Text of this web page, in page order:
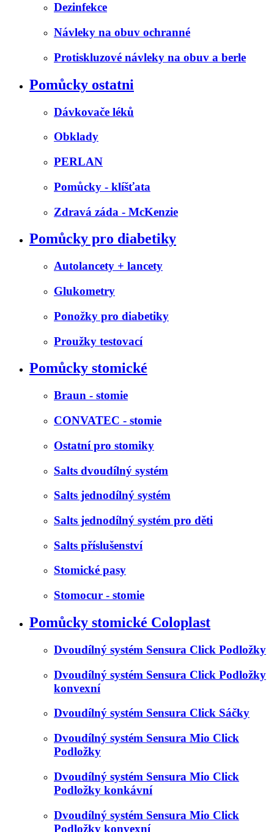
Dezinfekce
Návleky na obuv ochranné
Protiskluzové návleky na obuv a berle
Pomůcky ostatni
Dávkovače léků
Obklady
PERLAN
Pomůcky - klíšťata
Zdravá záda - McKenzie
Pomůcky pro diabetiky
Autolancety + lancety
Glukometry
Ponožky pro diabetiky
Proužky testovací
Pomůcky stomické
Braun - stomie
CONVATEC - stomie
Ostatní pro stomiky
Salts dvoudílný systém
Salts jednodílný systém
Salts jednodílný systém pro děti
Salts příslušenství
Stomické pasy
Stomocur - stomie
Pomůcky stomické Coloplast
Dvoudílný systém Sensura Click Podložky
Dvoudílný systém Sensura Click Podložky
konvexní
Dvoudílný systém Sensura Click Sáčky
Dvoudílný systém Sensura Mio Click
Podložky
Dvoudílný systém Sensura Mio Click
Podložky konkávní
Dvoudílný systém Sensura Mio Click
Podložky konvexní